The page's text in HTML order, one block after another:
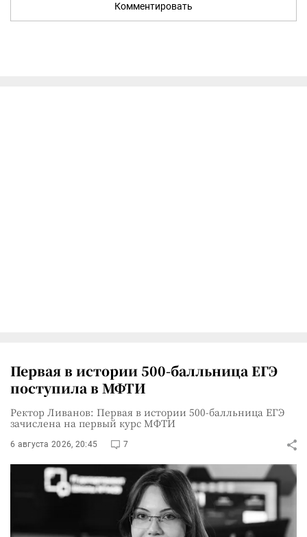
Комментировать
Первая в истории 500-балльница ЕГЭ
поступила в МФТИ
Ректор Ливанов: Первая в истории 500-балльница ЕГЭ
зачислена на первый курс МФТИ
6 августа 2026, 20:45 7